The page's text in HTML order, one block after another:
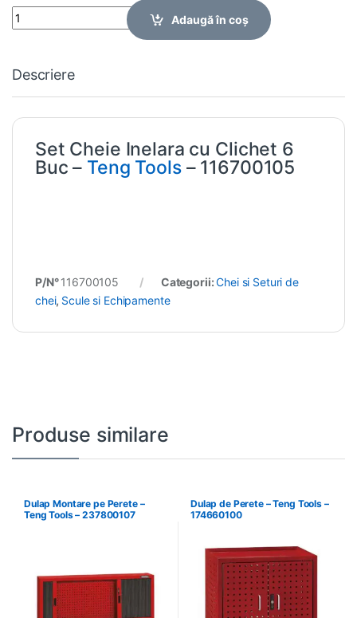
Quantity
Adaugă în coș
Descriere
Set Cheie Inelara cu Clichet 6
Buc – Teng Tools– 116700105
P/N°116700105 Categorii:Chei si Seturi de
chei, Scule si Echipamente
Produse similare
Dulap Montare pe Perete –
Teng Tools – 237800107
Dulap de Perete – Teng Tools –
174660100